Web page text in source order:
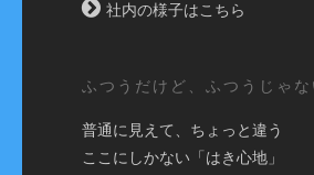
社内の様子はこちら
ふつうだけど、ふつうじゃな
普通に見えて、ちょっと違う
ここにしかない「はき心地」